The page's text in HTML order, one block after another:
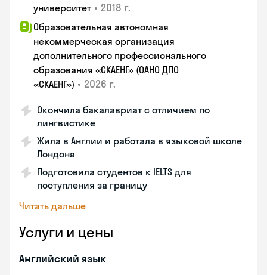
университет • 2018 г.
Образовательная автономная
некоммерческая организация
дополнительного профессионального
образования «СКАЕНГ» (ОАНО ДПО
«СКАЕНГ») • 2026 г.
Окончила бакалавриат с отличием по
лингвистике
Жила в Англии и работала в языковой школе
Лондона
Подготовила студентов к IELTS для
поступления за границу
Читать дальше
Услуги и цены
Английский язык